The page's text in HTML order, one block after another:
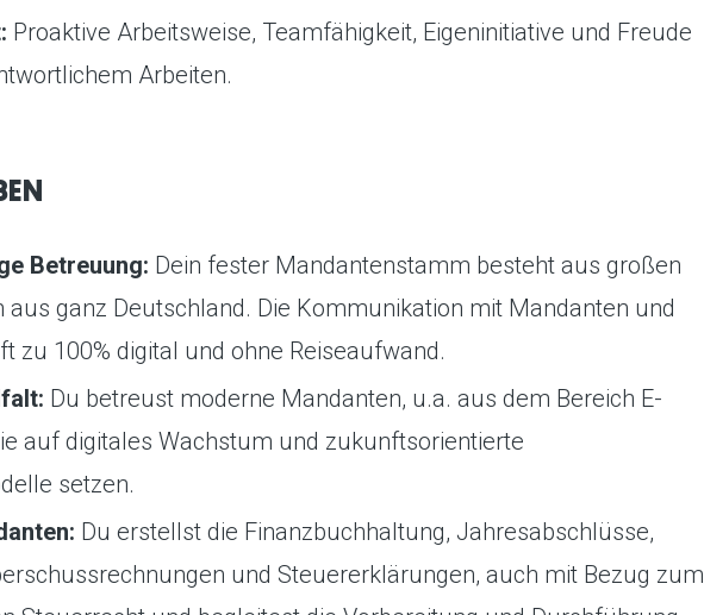
Proaktive Arbeitsweise, Teamfähigkeit, Eigeninitiative und Freude
Arbeiten.
Betreuung: Dein fester Mandantenstamm besteht aus großen
aus ganz Deutschland. Die Kommunikation mit Mandanten und
zu 100% digital und ohne Reiseaufwand.
Du betreust moderne Mandanten, u.a. aus dem Bereich E-
auf digitales Wachstum und zukunftsorientierte
setzen.
Du erstellst die Finanzbuchhaltung, Jahresabschlüsse,
und Steuererklärungen, auch mit Bezug zum